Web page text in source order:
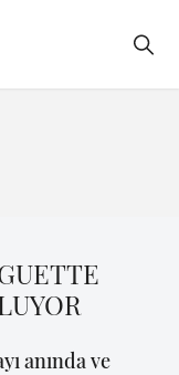
anında ve